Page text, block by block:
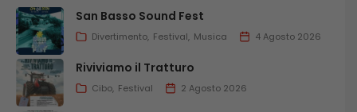
San Basso Sound Fest
Divertimento Festival Musica 4 Agosto 2026
Riviviamo il Tratturo
Cibo Festival 2 Agosto 2026